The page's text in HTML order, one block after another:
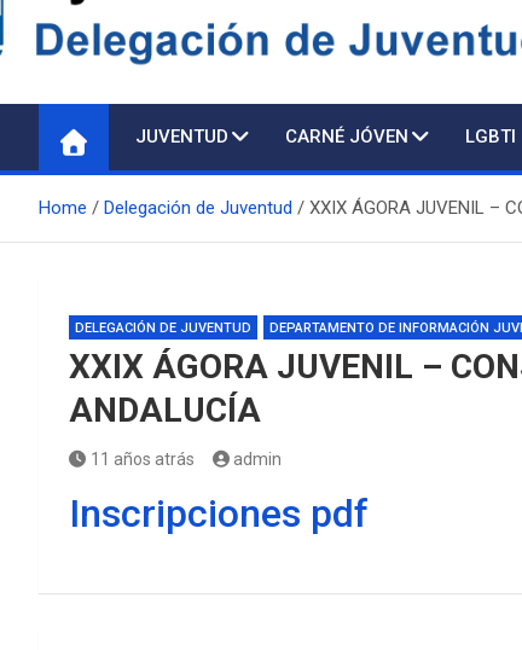
Delegación de
JUVENTUD CARNÉ JÓVEN LGBTI
Home Delegación de Juventud XXIX ÁGORA JUVENIL –
DELEGACIÓN DE JUVENTUD DEPARTAMENTO DE INFORMACIÓN
XXIX ÁGORA JUVENIL –
ANDALUCÍA
11 años atrás admin
Inscripciones pdf